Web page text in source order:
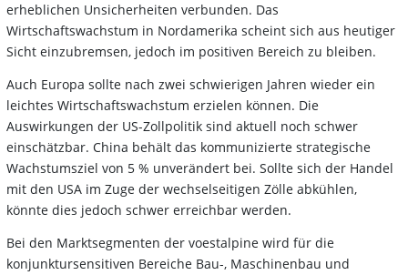
erheblichen Unsicherheiten verbunden. Das
Wirtschaftswachstum in Nordamerika scheint sich aus heutiger
Sicht einzubremsen, jedoch im positiven Bereich zu bleiben.
Auch Europa sollte nach zwei schwierigen Jahren wieder ein
leichtes Wirtschaftswachstum erzielen können. Die
Auswirkungen der US-Zollpolitik sind aktuell noch schwer
einschätzbar. China behält das kommunizierte strategische
Wachstumsziel von 5 % unverändert bei. Sollte sich der Handel
mit den USA im Zuge der wechselseitigen Zölle abkühlen,
könnte dies jedoch schwer erreichbar werden.
Bei den Marktsegmenten der voestalpine wird für die
konjunktursensitiven Bereiche Bau-, Maschinenbau und